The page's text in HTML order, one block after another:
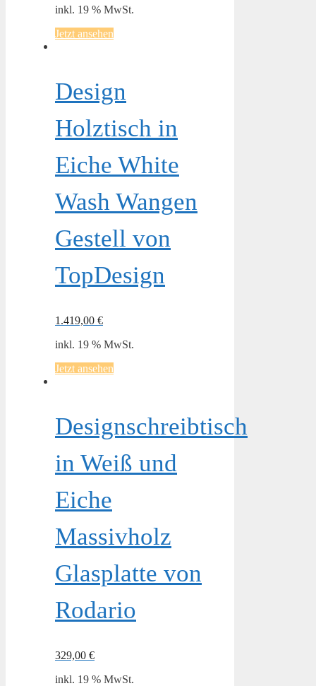
inkl. 19 % MwSt.
Jetzt ansehen
Design
Holztisch in
Eiche White
Wash Wangen
Gestell von
TopDesign
1.419,00 €
inkl. 19 % MwSt.
Jetzt ansehen
Designschreibtisch
in Weiß und
Eiche
Massivholz
Glasplatte von
Rodario
329,00 €
inkl. 19 % MwSt.